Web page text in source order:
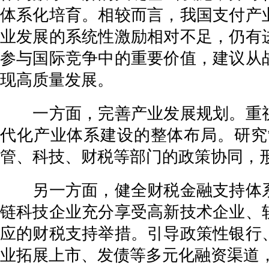
体系化培育。相较而言，我国支付
业发展的系统性激励相对不足，仍
参与国际竞争中的重要价值，建议
现高质量发展。
一方面，完善产业发展规划。重
代化产业体系建设的整体布局。研
管、科技、财税等部门的政策协同，
另一方面，健全财税金融支持体
链科技企业充分享受高新技术企业
应的财税支持举措。引导政策性银
业拓展上市、发债等多元化融资渠